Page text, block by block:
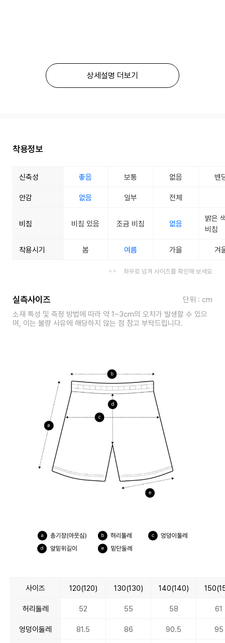
상세설명 더보기
착용정보
신축성 좋음 보통 없음 밴
안감 없음 일부 전체
비침 비침 있음 조금 비침 없음
밝은
비침
착용시기 봄 여름 가을 겨
좌우로 넘겨 사이즈를 확인해 보세요
실측사이즈
단위 : cm
소재 특성 및 측정 방법에 따라 약 1~3cm의 오차가 발생할 수 있으
며, 이는 불량 사유에 해당하지 않는 점 참고 부탁드립니다.
사이즈 120(120) 130(130) 140(140)
허리둘레 52 55 58 61
엉덩이둘레 81.5 86 90.5 95